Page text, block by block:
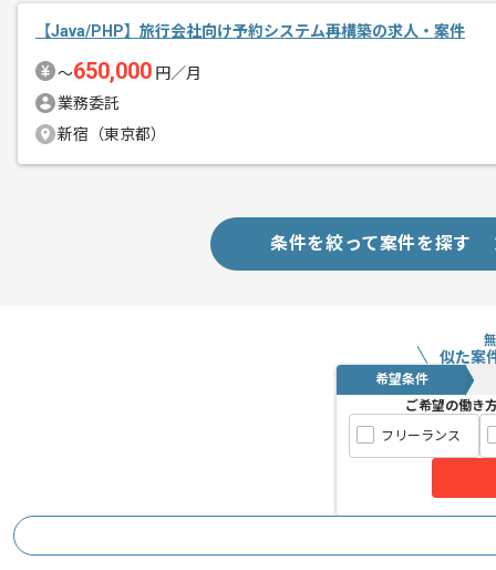
【Java/PHP】旅行会社向け予約システム再構築の求人・案件
〜650,000 円／月
業務委託
新宿（東京都）
条件を絞って案件を探す
似た案
希望条件
ご希望の働き
フリーランス